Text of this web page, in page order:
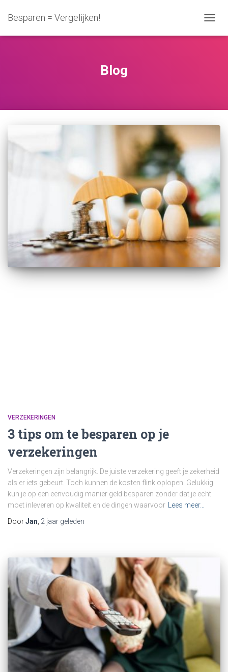
Besparen = Vergelijken!
Blog
VERZEKERINGEN
3 tips om te besparen op je
verzekeringen
Verzekeringen zijn belangrijk. De juiste verzekering geeft je zekerheid
als er iets gebeurt. Toch kunnen de kosten flink oplopen. Gelukkig
kun je op een eenvoudig manier geld besparen zonder dat je echt
moet inleveren op kwaliteit en de dingen waarvoor
Lees meer…
DoorJan 2 jaar geleden